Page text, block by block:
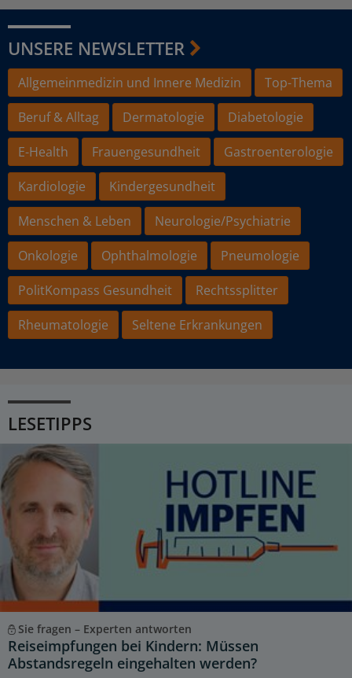
UNSERE NEWSLETTER
Allgemeinmedizin und Innere Medizin
Top-Thema
Beruf & Alltag
Dermatologie
Diabetologie
E-Health
Frauengesundheit
Gastroenterologie
Kardiologie
Kindergesundheit
Menschen & Leben
Neurologie/Psychiatrie
Onkologie
Ophthalmologie
Pneumologie
PolitKompass Gesundheit
Rechtssplitter
Rheumatologie
Seltene Erkrankungen
LESETIPPS
Sie fragen – Experten antworten
Reiseimpfungen bei Kindern: Müssen
Abstandsregeln eingehalten werden?